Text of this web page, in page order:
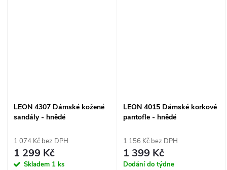
LEON 4307 Dámské kožené
sandály - hnědé
1 074 Kč bez DPH
1 299 Kč
Skladem 1 ks
LEON 4015 Dámské korkové
pantofle - hnědé
1 156 Kč bez DPH
1 399 Kč
Dodání do týdne